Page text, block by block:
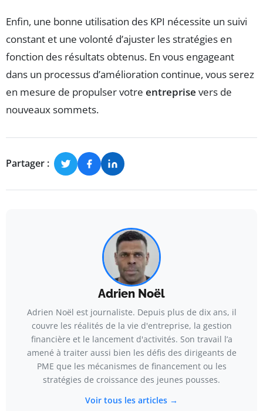
Enfin, une bonne utilisation des KPI nécessite un suivi
constant et une volonté d’ajuster les stratégies en
fonction des résultats obtenus. En vous engageant
dans un processus d’amélioration continue, vous serez
en mesure de propulser votre entreprise vers de
nouveaux sommets.
Partager :
Adrien Noël
Adrien Noël est journaliste. Depuis plus de dix ans, il
couvre les réalités de la vie d'entreprise, la gestion
financière et le lancement d'activités. Son travail l’a
amené à traiter aussi bien les défis des dirigeants de
PME que les mécanismes de financement ou les
stratégies de croissance des jeunes pousses.
Voir tous les articles →